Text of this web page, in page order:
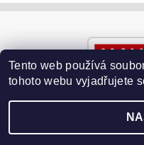
2026 ©Paralyzery-
Tento web používá
tohoto webu vyjadřujete